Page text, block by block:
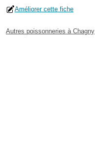
Améliorer cette fiche
Autres poissonneries à Chagny